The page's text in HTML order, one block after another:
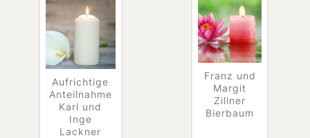
Aufrichtige
Anteilnahme
Karl und
Inge
Lackner
Franz und
Margit
Zillner
Bierbaum